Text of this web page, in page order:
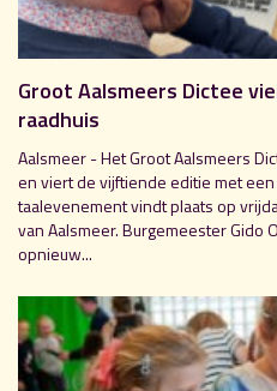
Groot Aalsmeers Dictee
raadhuis
Aalsmeer - Het Groot Aalsmeers
en viert de vijftiende editie met
taalevenement vindt plaats op
van Aalsmeer. Burgemeester Gido
opnieuw...